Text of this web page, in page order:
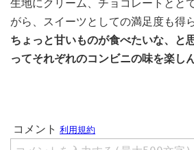
生地にクリーム、チョコレートとと
がら、スイーツとしての満足度も得
ちょっと甘いものが食べたいな、と
ってそれぞれのコンビニの味を楽し